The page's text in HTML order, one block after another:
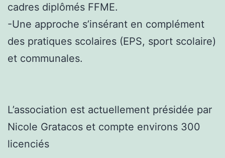
cadres diplômés FFME.
-Une approche s’insérant en complément
des pratiques scolaires (EPS, sport scolaire)
et communales.
L’association est actuellement présidée par
Nicole Gratacos et compte environs 300
licenciés